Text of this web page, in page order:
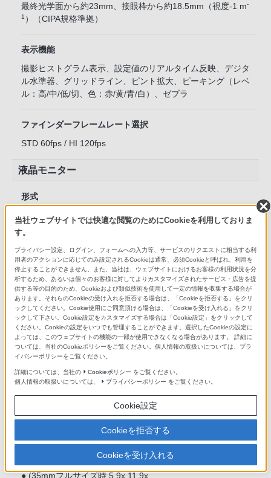
最終光学面から約23mm、接眼枠から約18.5mm（視度-1 m-
1 ）（CIPA規格準拠）
表示機能
撮影ヒストグラム表示、設定値のリアルタイム反映、デジタ
ル水準器、グリッドライン、ピント拡大、ピーキング（レベ
ル：高/中/低/切、色：赤/黄/青/白）、ゼブラ
ファインダーフレームレート選択
STD 60fps / HI 120fps
液晶モニター
形式
7.5cm (3.0型) TFT駆動
タッチパネル
●
ドット数
2,359,296ドット
明るさ調節機能
角度調整機能
カメラ背面に対して
● (35mmフルサイズ時 5.9x,11.9x
当社ウェブサイトでは快適な閲覧のためにCookieを利用しておりま
す。
プライバシー設定、ログイン、フォームへの入力等、サービスのリクエストに相当する利
用者のアクションに応じてのみ設定されるCookieは通常、必須Cookieと呼ばれ、利用を
停止することができません。また、当社は、ウェブサイトにおけるお客様の利用状況を分
析するため、あるいは個々のお客様に対してよりカスタマイズされたサービス・広告を提
供する等の目的のため、Cookieおよび類似技術を使用して一定の情報を収集する場合が
あります。それらのCookieの受け入れを拒否する場合は、「Cookieを拒否する」をクリ
ックしてください。Cookie使用にご同意頂ける場合は、「Cookieを受け入れる」をクリ
ックして下さい。Cookie設定をカスタマイズする場合は「Cookie設定」をクリックして
ください。Cookieの設定をいつでも管理することができます。選択したCookieの設定に
よっては、このウェブサイトの機能の一部が使用できなくなる場合があります。 詳細に
ついては、当社のCookieポリシーをご覧ください。個人情報の取扱いについては、プラ
イバシーポリシーをご覧ください。
詳細については、当社の Cookieポリシー をご覧ください。
個人情報の取扱いについては、
プライバシーポリシー をご覧ください。
Cookie設定
Cookieを拒否する
Cookieを受け入れる